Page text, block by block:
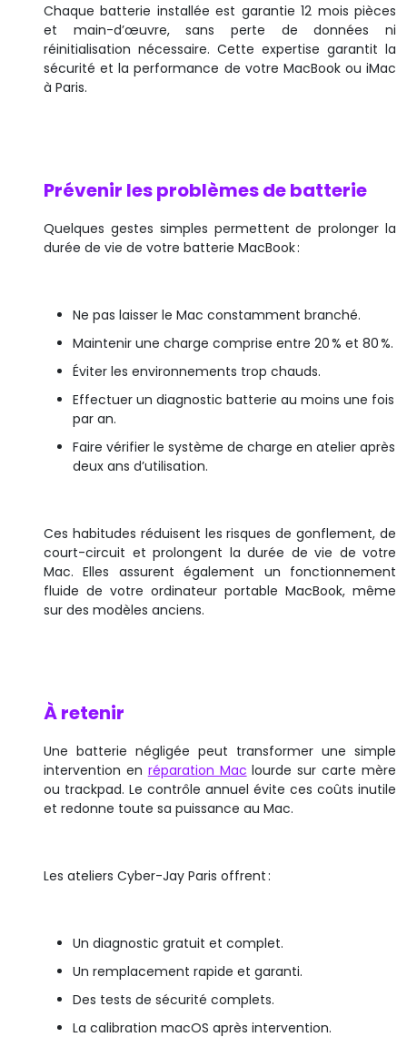
Chaque batterie installée est garantie 12 mois pièces
et main-d’œuvre, sans perte de données ni
réinitialisation nécessaire. Cette expertise garantit la
sécurité et la performance de votre MacBook ou iMac
à Paris.
Prévenir les problèmes de batterie
Quelques gestes simples permettent de prolonger la
durée de vie de votre batterie MacBook :
Ne pas laisser le Mac constamment branché.
Maintenir une charge comprise entre 20 % et 80 %.
Éviter les environnements trop chauds.
Effectuer un diagnostic batterie au moins une fois
par an.
Faire vérifier le système de charge en atelier après
deux ans d’utilisation.
Ces habitudes réduisent les risques de gonflement, de
court-circuit et prolongent la durée de vie de votre
Mac. Elles assurent également un fonctionnement
fluide de votre ordinateur portable MacBook, même
sur des modèles anciens.
À retenir
Une batterie négligée peut transformer une simple
intervention en réparation Mac lourde sur carte mère
ou trackpad. Le contrôle annuel évite ces coûts inutile
et redonne toute sa puissance au Mac.
Les ateliers Cyber-Jay Paris offrent :
Un diagnostic gratuit et complet.
Un remplacement rapide et garanti.
Des tests de sécurité complets.
La calibration macOS après intervention.